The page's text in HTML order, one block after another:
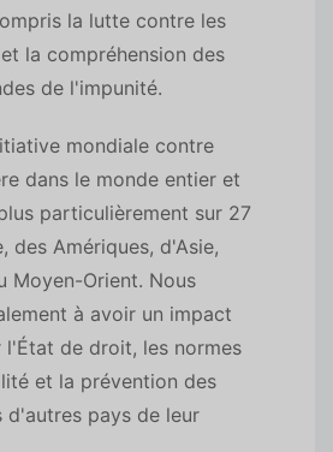
la lutte contre les
la compréhension des
de l'impunité.
mondiale contre
dans le monde entier et
particulièrement sur 27
des Amériques, d'Asie,
Moyen-Orient. Nous
à avoir un impact
de droit, les normes
et la prévention des
d'autres pays de leur